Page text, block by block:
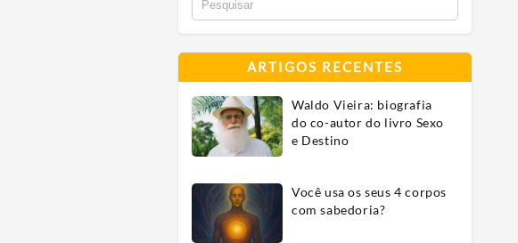
ARTIGOS RECENTES
Waldo Vieira: biografia
do co-autor do livro Sexo
e Destino
Você usa os seus 4 corpos
com sabedoria?